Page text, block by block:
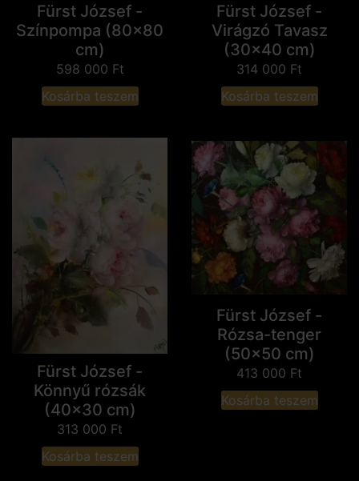
Fürst József -
Színpompa (80x80
cm)
598 000 Ft
Kosárba teszem
Fürst József -
Virágzó Tavasz
(30x40 cm)
314 000 Ft
Kosárba teszem
Fürst József -
Könnyű rózsák
(40x30 cm)
313 000 Ft
Kosárba teszem
Fürst József -
Rózsa-tenger
(50x50 cm)
413 000 Ft
Kosárba teszem